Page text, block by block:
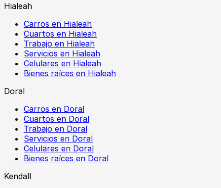
Hialeah
Carros en Hialeah
Cuartos en Hialeah
Trabajo en Hialeah
Servicios en Hialeah
Celulares en Hialeah
Bienes raíces en Hialeah
Doral
Carros en Doral
Cuartos en Doral
Trabajo en Doral
Servicios en Doral
Celulares en Doral
Bienes raíces en Doral
Kendall